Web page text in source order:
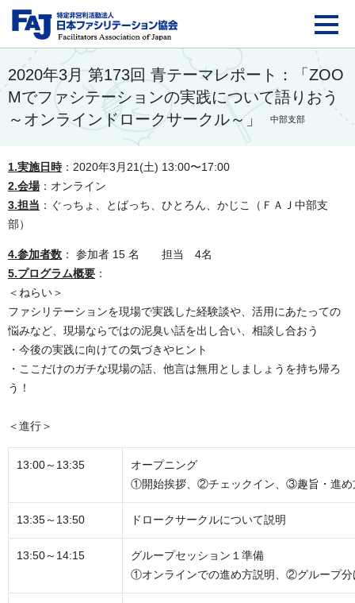
FAJ：特定非営利活動
2020年3月 第173回 青テーマレポート：「ZOO
Mでファシテーションの実践について語りおう
～オンラインドロークサークル～」
中部支部
1.実施日時：2020年3月21(土) 13:00〜17:00
2.会場：オンライン
3.担当 ：ぐっちょ、とばっち、ひとろん、かじこ（ＦＡＪ中部支
部）
4.参加者数 ： 参加者 15 名 担当 4名
5.プログラム概要 ：
＜ねらい＞
ファシリテーションを現場で実践した経験談や、活用にあたっての
悩みなど、現場ならではの泥臭い話を出し合い、相談し合おう
・今後の実践に向けての気づきやヒント
・ここだけのガチな現場の話、他言は無用としましょうを持ち帰ろ
う！
＜進行＞
13:00～13:35
オープニング
①開始挨拶、 ②チェックイン、 ③趣旨・進
13:35～13:50 ドロークサークルについて説明
13:50～14:15
グループセッション１準備
①オンラインでの進め方説明、 ②グループ